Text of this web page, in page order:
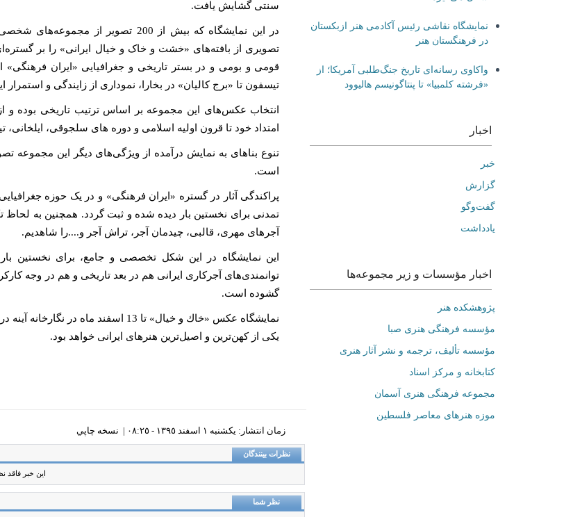
سنتی گشایش یافت.
در اين نمايشگاه كه بيش از 200
تصویری از بافته‌های «خشت و خاک و خیال ایرانی» را بر
قومی و بومی و در بستر تاریخی و جغرافیایی «ایران
تيسفون تا «برج کالیان» در بخارا، نموداری از زایندگی و
انتخاب عکس‌های این مجموعه بر اساس ترتیب تاریخی بوده و
امتداد خود تا قرون اولیه اسلامی و دوره های سلجوقی،
تنوع بناهای به نمایش درآمده از ویژگی‌های دیگر این مجموعه
است.
پراکندگی آثار در گستره «ایران فرهنگی» و در یک حوزه
تمدنی برای نخستین بار دیده شده و ثبت گردد. همچنین به لحاظ
آجرهای مهری، قالبی، چیدمان آجر، تراش آجر و....را شاهدیم.
این نمایشگاه در این شکل تخصصی و جامع، برای نخستین
توانمندی‌های آجرکاری ایرانی هم در بعد تاریخی و هم در وجه
گشوده است.
نمایشگاه عكس «خاك و خيال» تا 13
یکی از کهن‌ترین و اصیل‌ترین هنرهای ایرانی خواهد بود.
زمان انتشار: يکشنبه ١ اسفند ١٣٩٥ - ٠٨:٢٥ | نسخه چاپي
نظرات بینندگان
این خبر فاقد
نظر شما
نمایشگاه نقاشی رئیس آکادمی هنر ازبکستان
در فرهنگستان هنر
واکاوی رسانه‌ای تاریخ جنگ‌طلبی آمریکا؛ از
«فرشته کلمبیا» تا پنتاگونیسم هالیوود
اخبار
خبر
گزارش
گفت‌وگو
یادداشت
اخبار مؤسسات و زیر مجموعه‌ها
پژوهشکده هنر
مؤسسه فرهنگی هنری صبا
مؤسسه تألیف، ترجمه و نشر آثار هنری
کتابخانه و مرکز اسناد
مجموعه فرهنگی هنری آسمان
موزه هنرهای‌ معاصر فلسطین